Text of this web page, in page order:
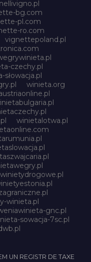
bg.com
pl.com
ro.com
vignettepoland.pl
czechy.pl
słowacja.pl
winieta.org
winietalotwa.pl
winietydrogowe.pl
winieta.pl
gnc.pl
sowacja-7sc.pl
REGISTR DE TAXE